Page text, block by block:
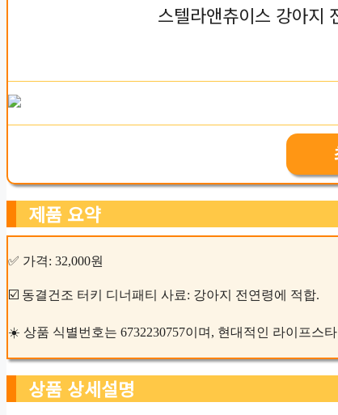
스텔라앤츄이스 강아지
제품 요약
✅ 가격: 32,000원
☑️ 동결건조 터키 디너패티 사료: 강아지 전연령에 적합.
☀️ 상품 식별번호는 6732230757이며, 현대적인 라이프스
상품 상세설명